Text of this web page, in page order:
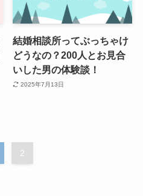
結婚相談所ってぶっちゃけ
どうなの？200人とお見合
いした男の体験談！
2025年7月13日
2